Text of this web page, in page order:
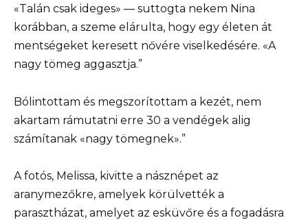
«Talán csak ideges» — suttogta nekem Nina
korábban, a szeme elárulta, hogy egy életen át
mentségeket keresett nővére viselkedésére. «A
nagy tömeg aggasztja.”
Bólintottam és megszorítottam a kezét, nem
akartam rámutatni erre 30 a vendégek alig
számítanak «nagy tömegnek».”
A fotós, Melissa, kivitte a násznépet az
aranymezőkre, amelyek körülvették a
parasztházat, amelyet az esküvőre és a fogadásra